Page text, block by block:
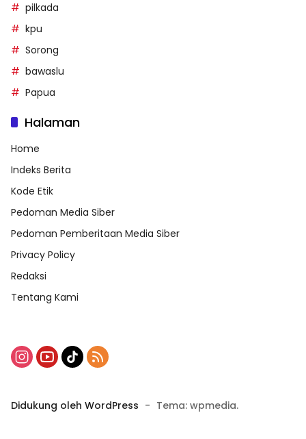
pilkada
kpu
Sorong
bawaslu
Papua
Halaman
Home
Indeks Berita
Kode Etik
Pedoman Media Siber
Pedoman Pemberitaan Media Siber
Privacy Policy
Redaksi
Tentang Kami
Didukung oleh WordPress - Tema: wpmedia.